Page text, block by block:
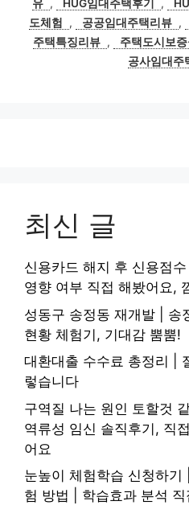
유 , HUG임대주택후기 ,
도체험
, 공공임대주택리뷰 ,
주택특징리뷰 , 주택도시보
공사임대주
최신 글
신용카드 해지 후 신용점
영향 여부 직접 해봤어요,
성동구 송정동 재개발 | 송
현황 체험기, 기대감 뿜뿜!
대환대출 수수료 총정리 |
렇습니다
구역질 나는 원인 토할것
역류성 임신 솔직후기, 직
어요
눈높이 체험학습 신청하
험 방법 | 학습효과 분석